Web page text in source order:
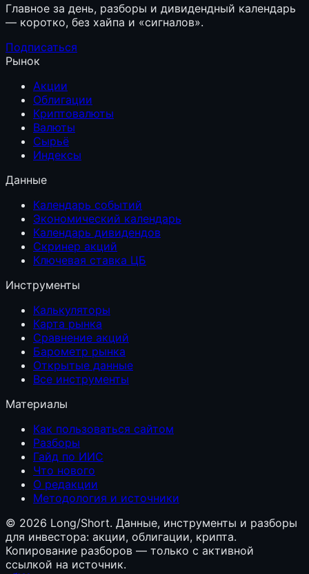
Главное за день, разборы и дивидендный календарь
— коротко, без хайпа и «сигналов».
Подписаться
Рынок
Акции
Облигации
Криптовалюты
Валюты
Сырьё
Индексы
Данные
Календарь событий
Экономический календарь
Календарь дивидендов
Скринер акций
Ключевая ставка ЦБ
Инструменты
Калькуляторы
Карта рынка
Сравнение акций
Барометр рынка
Открытые данные
Все инструменты
Материалы
Как пользоваться сайтом
Разборы
Гайд по ИИС
Что нового
О редакции
Методология и источники
© 2026 Long/Short. Данные, инструменты и разборы
для инвестора: акции, облигации, крипта.
Копирование разборов — только с активной
ссылкой на источник.